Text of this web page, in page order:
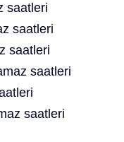
saatleri
saatleri
saatleri
saatleri
saatleri